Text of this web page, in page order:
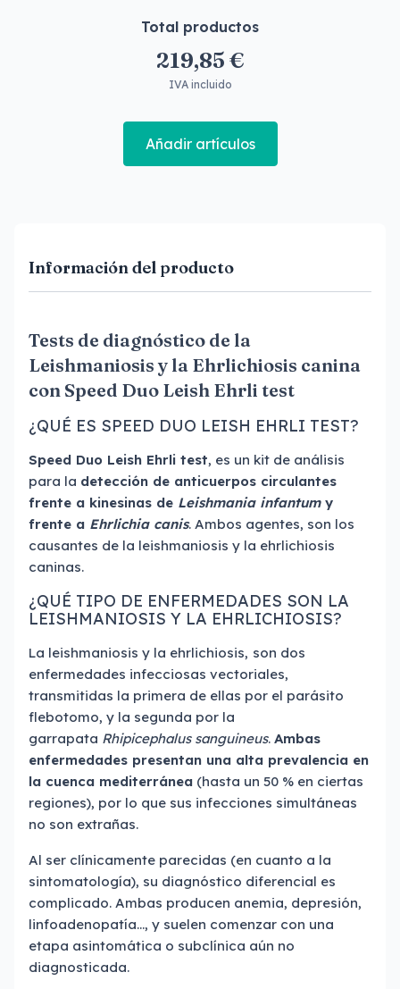
Total productos
219,85 €
IVA incluido
Añadir artículos
Información del producto
Tests de diagnóstico de la
Leishmaniosis y la Ehrlichiosis canina
con Speed Duo Leish Ehrli test
¿QUÉ ES SPEED DUO LEISH EHRLI TEST?
Speed Duo Leish Ehrli test, es un kit de análisis
para la detección de anticuerpos circulantes
frente a kinesinas de Leishmania infantumy
frente a Ehrlichia canis. Ambos agentes, son los
causantes de la leishmaniosis y la ehrlichiosis
caninas.
¿QUÉ TIPO DE ENFERMEDADES SON LA
LEISHMANIOSIS Y LA EHRLICHIOSIS?
La leishmaniosis y la ehrlichiosis, son dos
enfermedades infecciosas vectoriales,
transmitidas la primera de ellas por el parásito
flebotomo, y la segunda por la
garrapata Rhipicephalus sanguineus. Ambas
enfermedades presentan una alta prevalencia en
la cuenca mediterránea (hasta un 50 % en ciertas
regiones), por lo que sus infecciones simultáneas
no son extrañas.
Al ser clínicamente parecidas (en cuanto a la
sintomatología), su diagnóstico diferencial es
complicado. Ambas producen anemia, depresión,
linfoadenopatía…, y suelen comenzar con una
etapa asintomática o subclínica aún no
diagnosticada.